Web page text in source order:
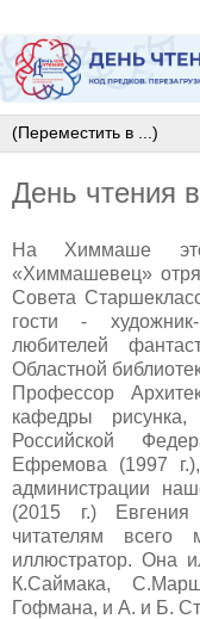
День чтения
На Химмаше
«Химмашевец»
Совета
гости -
любителей
Областной
Профессор
кафедры рисунка,
Российской
Ефремова (1997
администрации
(2015 г.) Евгения
читателям всего
иллюстратор. Она
К.Саймака,
Гофмана, и А. и Б.